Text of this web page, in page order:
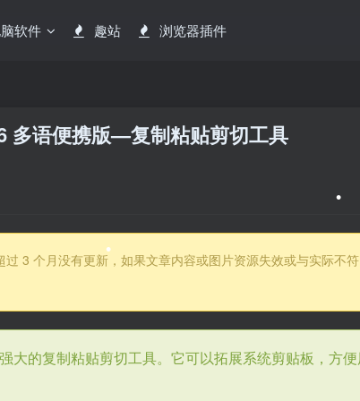
软件 趣站 浏览器插件
语便携版—复制粘贴剪切工具
3 个月没有更新，如果文章内容或图片资源失效或与实际不
大的复制粘贴剪切工具。它可以拓展系统剪贴板，方
•